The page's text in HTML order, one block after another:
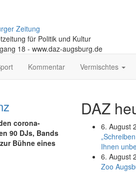
Zeitung
für Politik und Kultur
18 - www.daz-augsburg.de
Kommentar Vermischtes
corona-
90 DJs, Bands
Bühne eines
DAZ
6. August
Ihnen
6. August
Zoo